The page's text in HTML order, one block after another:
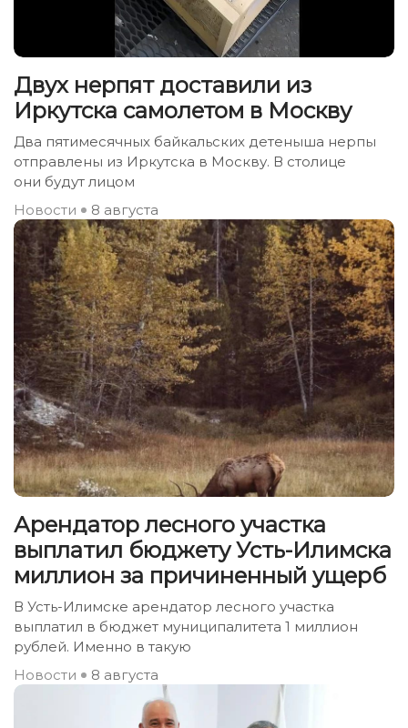
Двух нерпят доставили из
Иркутска самолетом в Москву
Два пятимесячных байкальских детеныша нерпы
отправлены из Иркутска в Москву. В столице
они будут лицом
Новости
8 августа
Арендатор лесного участка
выплатил бюджету Усть-Илимска
миллион за причиненный ущерб
В Усть-Илимске арендатор лесного участка
выплатил в бюджет муниципалитета 1 миллион
рублей. Именно в такую
Новости
8 августа